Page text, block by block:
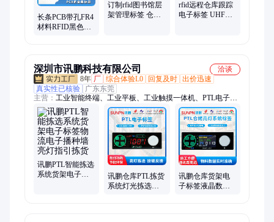
长条PCB带孔FR4
材料RFID黑色抗
订制rfid图书馆层
架管理标签 仓库
rfid远程仓库跟踪
电子标签 UHF电
深圳市讯鹏科技有限公司
洽谈
8年 厂 综合体验L0 回复及时 出价迅速
真实性已核验
广东东莞
主营： 工业智能终端、工业平板、工业触摸一体机、PTL电子标
签、三防平板、mes工位机、PTL系统、电子看板、边缘计算网
关、数据采集、pda手持机、mes系统、生产管理看板系统、看板
系统、安灯系统、esop系统、esd防静电系统、设备状态监控系
统、温湿度环境监控系统
讯鹏PTL智能拣选
系统货架电子标
讯鹏仓库PTL拣货
系统灯光拣选电
讯鹏仓库货架电
子标签液晶数据